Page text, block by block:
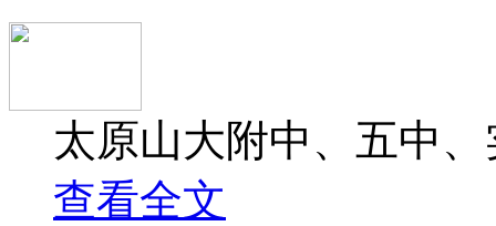
太原山大附中、五中
查看全文